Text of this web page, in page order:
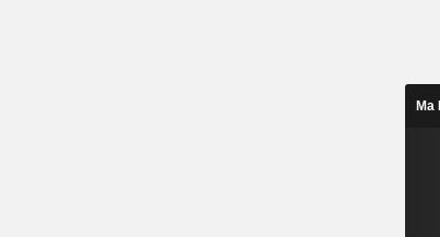
Ma